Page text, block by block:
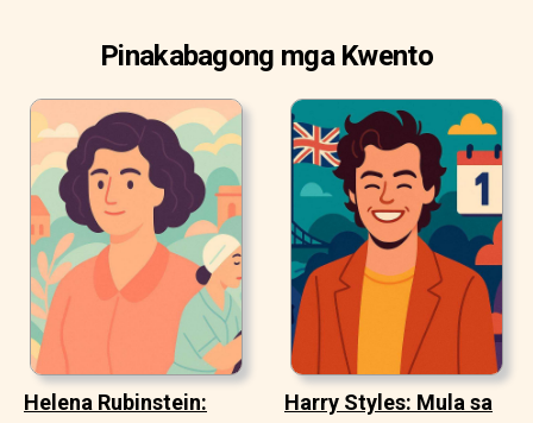
Pinakabagong mga Kwento
Helena Rubinstein:
Harry Styles: Mula sa